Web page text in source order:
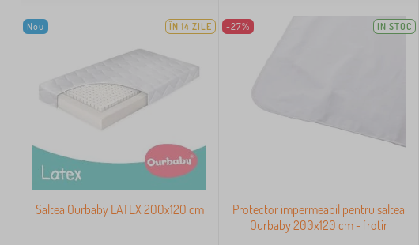
Nou ÎN 14 ZILE
Saltea Ourbaby LATEX 200x120 cm
-27% IN STOC
Protector impermeabil pentru saltea
Ourbaby 200x120 cm - frotir